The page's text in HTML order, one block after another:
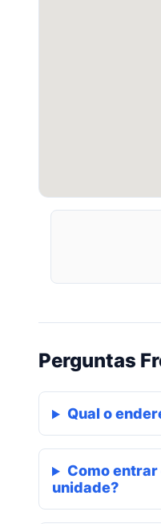
Perguntas
Qual o
Como entrar
unidade?